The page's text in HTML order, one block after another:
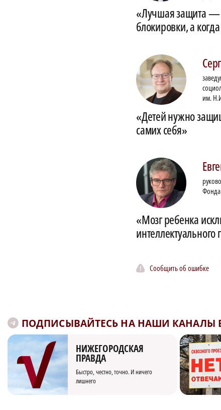
«Лучшая защита —
блокировки, а
им.
«Детей нужно
самих себя»
Фонда
«Мозг ребенка
интеллектуального
Сообщить об ошибке
ПОДПИСЫВАЙТЕСЬ НА НАШИ КАНАЛЫ В
НИЖЕГОРОДСКАЯ
ПРАВДА
Быстро, честно, точно. И ничего
лишнего